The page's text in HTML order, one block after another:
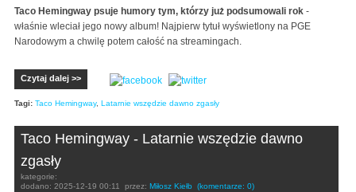
Taco Hemingway psuje humory tym, którzy już podsumowali rok -
właśnie wleciał jego nowy album! Najpierw tytuł wyświetlony na PGE
Narodowym a chwilę potem całość na streamingach.
Czytaj dalej >>
Tagi: Taco Hemingway, Latarnie wszędzie dawno zgasły
Taco Hemingway - Latarnie wszędzie dawno
zgasły
kategorie:
dodano: 2025-12-19 00:11 przez: Miłosz Kiełb (komentarze: 0)